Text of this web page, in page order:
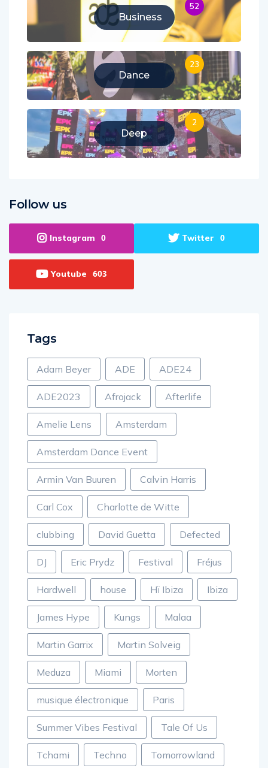
Business
52
Dance
23
Deep
2
Follow us
Instagram 0 Twitter 0
Youtube 603
Tags
Adam Beyer ADE ADE24
ADE2023 Afrojack Afterlife
Amelie Lens Amsterdam
Amsterdam Dance Event
Armin Van Buuren Calvin Harris
Carl Cox Charlotte de Witte
clubbing David Guetta Defected
DJ Eric Prydz Festival Fréjus
Hardwell house Hï Ibiza Ibiza
James Hype Kungs Malaa
Martin Garrix Martin Solveig
Meduza Miami Morten
musique électronique Paris
Summer Vibes Festival Tale Of Us
Tchami Techno Tomorrowland